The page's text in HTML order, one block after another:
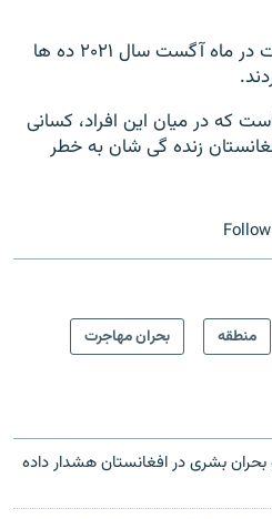
پس از برگشت طالبان به قدرت در ماه آگست سال ۲۰۲۱ ده ها
که در میان این افراد، کسانی
زنده گی شان به خطر
منطقه بحران مهاجرت
بحران بشری در افغانستان هشدار داده